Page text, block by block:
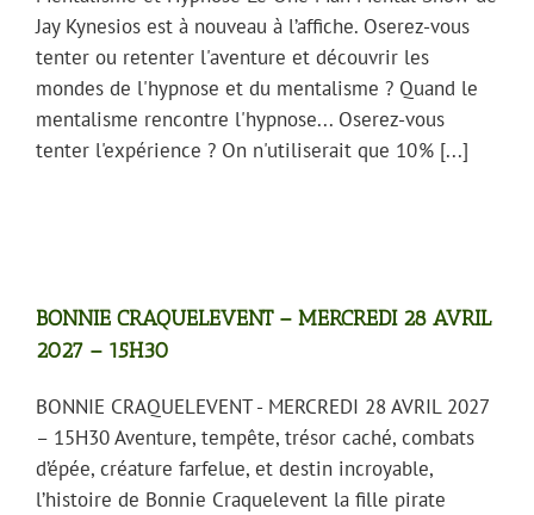
Jay Kynesios est à nouveau à l’affiche. Oserez-vous
tenter ou retenter l'aventure et découvrir les
mondes de l'hypnose et du mentalisme ? Quand le
mentalisme rencontre l'hypnose... Oserez-vous
tenter l'expérience ? On n'utiliserait que 10 % [...]
BONNIE CRAQUELEVENT – MERCREDI 28 AVRIL
2027 – 15H30
BONNIE CRAQUELEVENT - MERCREDI 28 AVRIL 2027
– 15H30 Aventure, tempête, trésor caché, combats
d’épée, créature farfelue, et destin incroyable,
l’histoire de Bonnie Craquelevent la fille pirate